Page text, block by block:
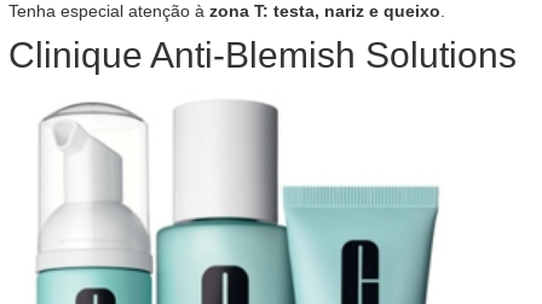
Tenha especial atenção à zona T: testa, nariz e queixo
Clinique Anti-Blemish Solutions